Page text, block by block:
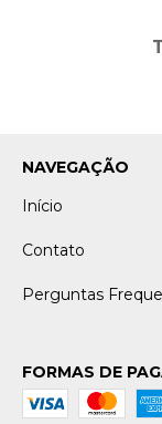
NAVEGAÇÃO
Início
Contato
Perguntas
FORMAS DE